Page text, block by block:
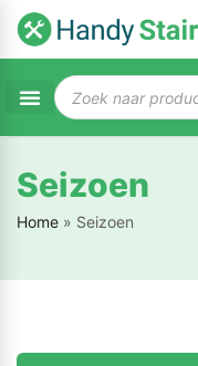
Seizoen
Home » Seizoen